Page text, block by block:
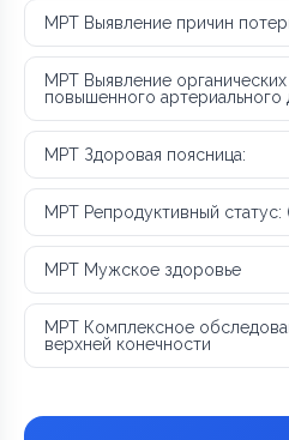
МРТ Выявление причин
МРТ Выявление
повышенного артериального
МРТ Здоровая поясница:
МРТ Репродуктивный статус:
МРТ Мужское здоровье
МРТ Комплексное
верхней конечности